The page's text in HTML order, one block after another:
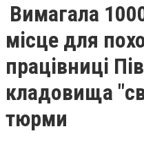
Вимагала
місце для
працівниці
кладовища
тюрми